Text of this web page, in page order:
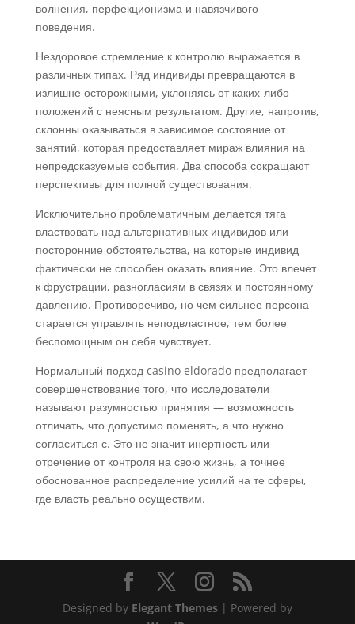
волнения, перфекционизма и навязчивого
поведения.
Нездоровое стремление к контролю выражается в
различных типах. Ряд индивиды превращаются в
излишне осторожными, уклоняясь от каких-либо
положений с неясным результатом. Другие, напротив,
склонны оказываться в зависимое состояние от
занятий, которая предоставляет мираж влияния на
непредсказуемые события. Два способа сокращают
перспективы для полной существования.
Исключительно проблематичным делается тяга
властвовать над альтернативных индивидов или
посторонние обстоятельства, на которые индивид
фактически не способен оказать влияние. Это влечет
к фрустрации, разногласиям в связях и постоянному
давлению. Противоречиво, но чем сильнее персона
старается управлять неподвластное, тем более
беспомощным он себя чувствует.
Нормальный подход casino eldorado предполагает
совершенствование того, что исследователи
называют разумностью принятия — возможность
отличать, что допустимо поменять, а что нужно
согласиться с. Это не значит инертность или
отречение от контроля на свою жизнь, а точнее
обоснованное распределение усилий на те сферы,
где власть реально осуществим.
Designed by Elegant Themes| Powered by